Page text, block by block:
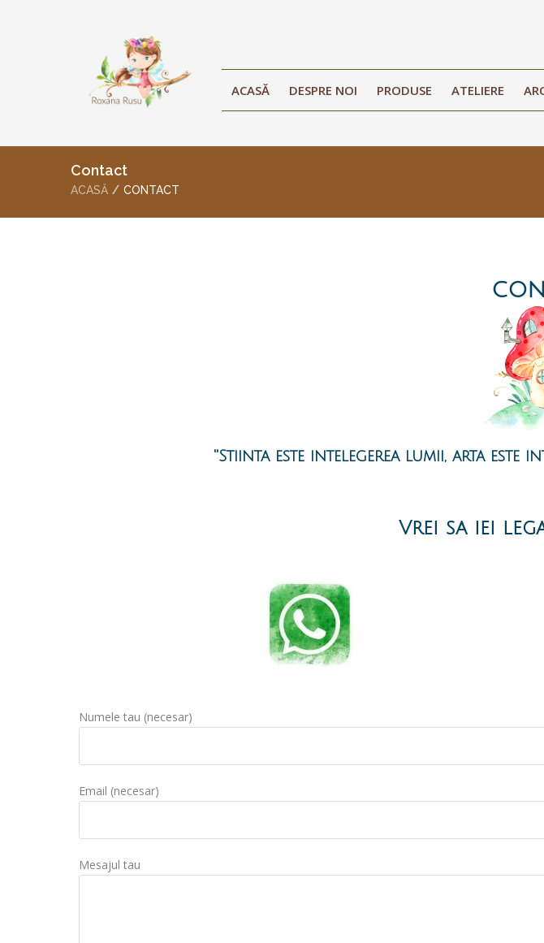
ACASĂ DESPRE NOI PRODUSE ATELIERE
Contact
ACASĂ CONTACT
''Stiinta este intelegerea lumii, arta este
Vrei sa iei
Numele tau (necesar)
Email (necesar)
Mesajul tau